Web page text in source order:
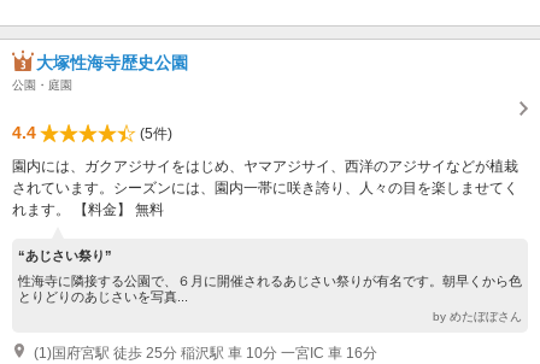
大塚性海寺歴史公園
公園・庭園
4.4
(5件)
園内には、ガクアジサイをはじめ、ヤマアジサイ、西洋のアジサイなどが植栽
されています。シーズンには、園内一帯に咲き誇り、人々の目を楽しませてく
れます。 【料金】 無料
“あじさい祭り”
性海寺に隣接する公園で、６月に開催されるあじさい祭りが有名です。朝早くから色
とりどりのあじさいを写真...
by めたぼぼさん
(1)国府宮駅 徒歩 25分 稲沢駅 車 10分 一宮IC 車 16分